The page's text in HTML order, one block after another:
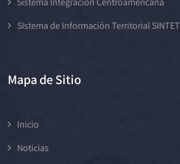
SIstema de Información Territorial SINTET
Mapa de Sitio
Inicio
Noticias